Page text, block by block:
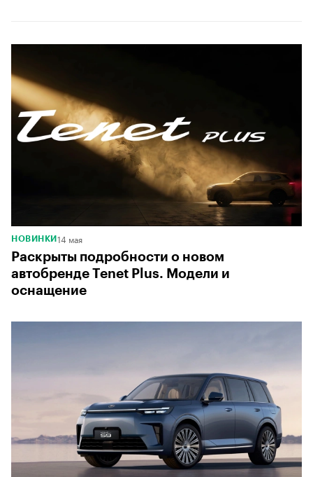
НОВИНКИ 14 мая
Раскрыты подробности о новом
автобренде Tenet Plus. Модели и
оснащение